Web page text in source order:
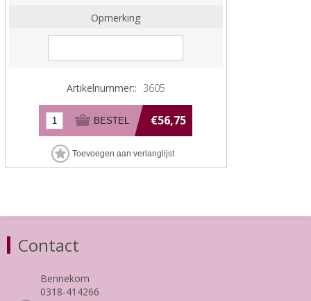
Opmerking
Artikelnummer:: 3605
€56,75
Contact
Bennekom
0318-414266